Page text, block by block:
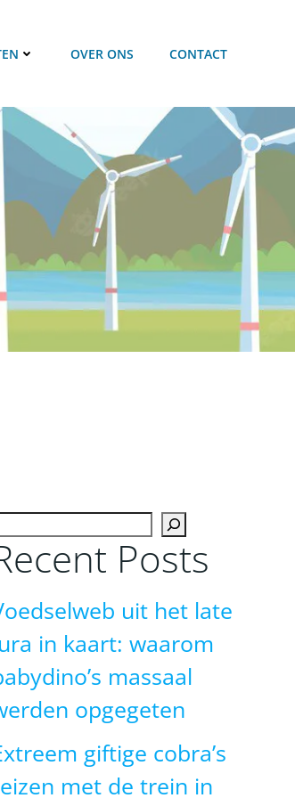
OVER ONS CONTACT
Posts
uit het late
in kaart: waarom
massaal
opgegeten
giftige cobra’s
met de trein in